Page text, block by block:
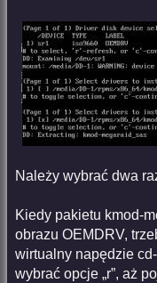
Należy wybrać dwa
Kiedy pakietu kmod-
obrazu OEMDRV,
wirtualny napędzie
wybrać opcje „r”, aż